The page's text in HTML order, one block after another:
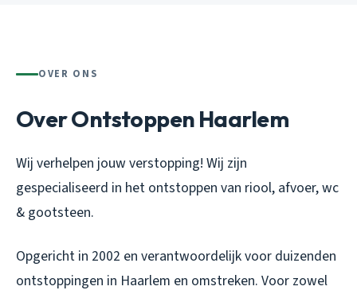
OVER ONS
Over Ontstoppen Haarlem
Wij verhelpen jouw verstopping! Wij zijn
gespecialiseerd in het ontstoppen van riool, afvoer, wc
& gootsteen.
Opgericht in 2002 en verantwoordelijk voor duizenden
ontstoppingen in Haarlem en omstreken. Voor zowel